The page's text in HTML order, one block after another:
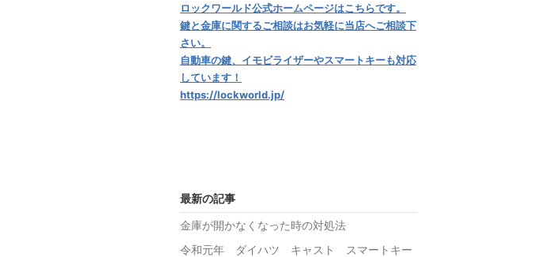
ロックワールド公式ホームページはこちらです。
鍵と金庫に関するご相談はお気軽に当店へご相談下
さい。
自動車の鍵、イモビライザーやスマートキーも対応
しています！
https://lockworld.jp/
最新の記事
金庫が開かなくなった時の対処法
令和元年 ダイハツ キャスト スマートキー